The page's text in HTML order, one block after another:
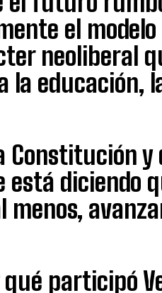
el modelo
neoliberal
la educación,
Constitución
está diciendo
participó